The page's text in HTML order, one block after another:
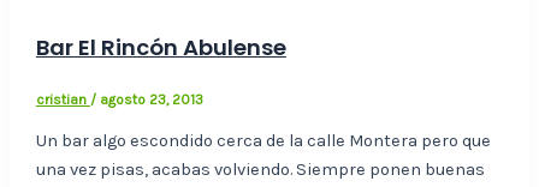
Bar El Rincón Abulense
cristian / agosto 23, 2013
Un bar algo escondido cerca de la calle Montera pero que
una vez pisas, acabas volviendo. Siempre ponen buenas